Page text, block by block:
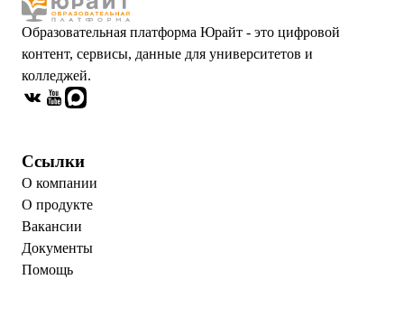
Образовательная платформа Юрайт - это цифровой
контент, сервисы, данные для университетов и
колледжей.
Ссылки
О компании
О продукте
Вакансии
Документы
Помощь